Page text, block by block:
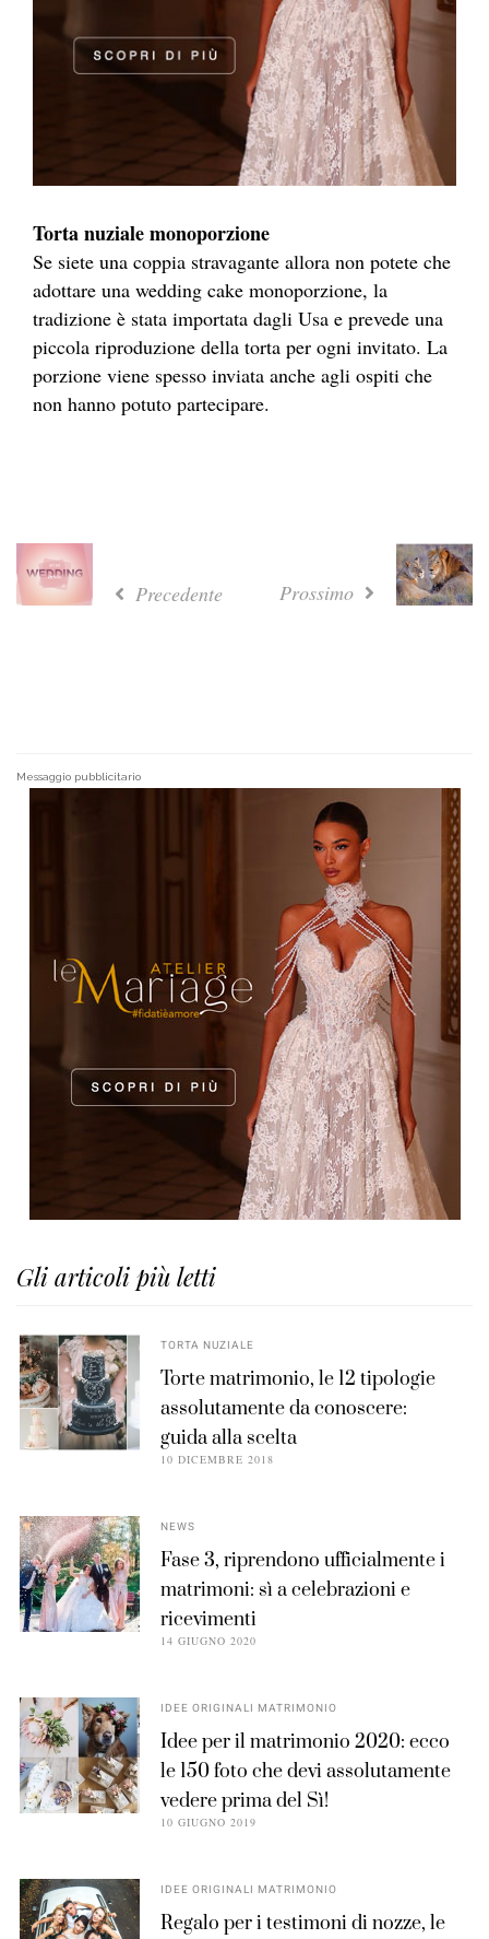
Torta nuziale monoporzione
Se siete una coppia stravagante allora non potete che
adottare una wedding cake monoporzione, la
tradizione è stata importata dagli Usa e prevede una
piccola riproduzione della torta per ogni invitato. La
porzione viene spesso inviata anche agli ospiti che
non hanno potuto partecipare.
Precedente Prossimo
Messaggio pubblicitario
Gli articoli più letti
TORTA NUZIALE
Torte matrimonio, le 12 tipologie
assolutamente da conoscere:
guida alla scelta
10 DICEMBRE 2018
NEWS
Fase 3, riprendono ufficialmente i
matrimoni: sì a celebrazioni e
ricevimenti
14 GIUGNO 2020
IDEE ORIGINALI MATRIMONIO
Idee per il matrimonio 2020: ecco
le 150 foto che devi assolutamente
vedere prima del Sì!
10 GIUGNO 2019
IDEE ORIGINALI MATRIMONIO
Regalo per i testimoni di nozze, le